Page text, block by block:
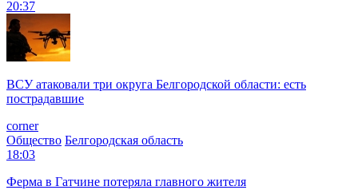
20:37
ВСУ атаковали три округа Белгородской области: есть
пострадавшие
corner
Общество Белгородская область
18:03
Ферма в Гатчине потеряла главного жителя